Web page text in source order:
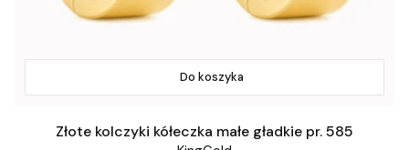
Do koszyka
Złote kolczyki kółeczka małe gładkie pr. 585